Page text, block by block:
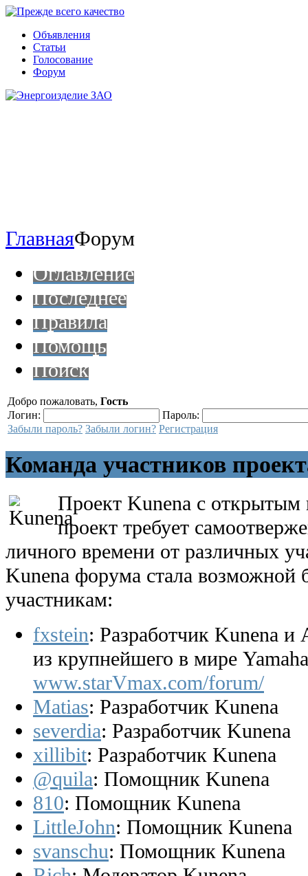
Объявления
Статьи
Голосование
Форум
ГлавнаяФорум
Оглавление
Последнее
Правила
Помощь
Поиск
Добро пожаловать, Гость
Логин:
Пароль:
Забыли пароль? Забыли логин? Регистрация
Команда участников
Проект Kunena с
проект требует
личного времени от различных
Kunena форума стала возможной
участникам:
fxstein: Разработчик Kunena и
из крупнейшего в мире
www.starVmax.com/forum/
Matias: Разработчик Kunena
severdia: Разработчик Kunena
xillibit: Разработчик Kunena
@quila: Помощник Kunena
810: Помощник Kunena
LittleJohn: Помощник Kunena
svanschu: Помощник Kunena